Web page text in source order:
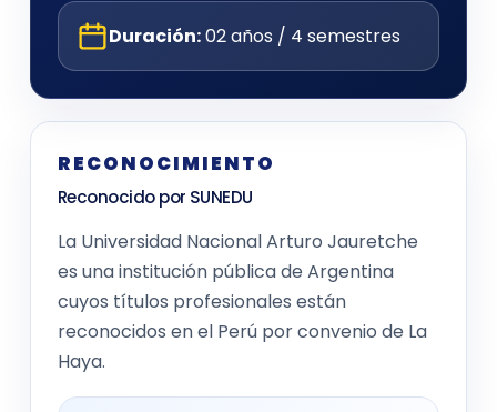
Duración:02 años / 4 semestres
RECONOCIMIENTO
Reconocido por SUNEDU
La Universidad Nacional Arturo Jauretche
es una institución pública de Argentina
cuyos títulos profesionales están
reconocidos en el Perú por convenio de La
Haya.